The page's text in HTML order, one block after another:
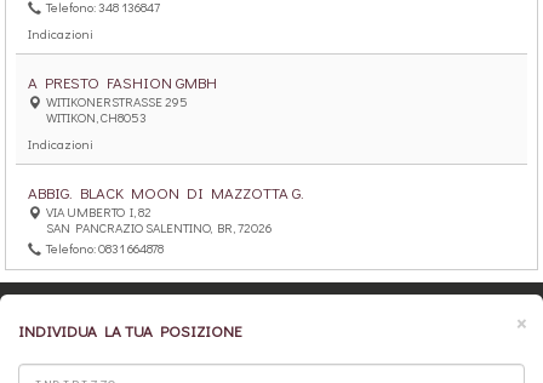
Telefono: 348 136847
Indicazioni
A PRESTO FASHION GMBH
WITIKONERSTRASSE 295
WITIKON, CH8053
Indicazioni
ABBIG. BLACK MOON DI MAZZOTTA G.
VIA UMBERTO I, 82
SAN PANCRAZIO SALENTINO, BR, 72026
Telefono: 0831 664878
Indicazioni
ABBIGLIAMENTO GABRI DI FODALE YLENI
VIA ROMA 76
Telefono: 0376439153
×
INDIVIDUA LA TUA POSIZIONE